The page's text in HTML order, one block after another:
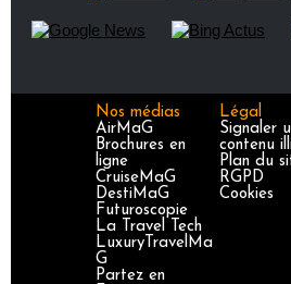
Nos médias
AirMaG
Brochures en
ligne
CruiseMaG
DestiMaG
Futuroscopie
La Travel Tech
LuxuryTravelMa
G
Partez en
Légal
Signaler
contenu
Plan du
RGPD
Cookies